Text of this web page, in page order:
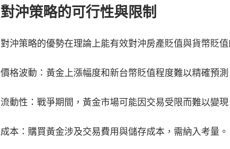
對沖策略的可行性與限制
對沖策略的優勢在理論上能有效對沖房產貶值與貨幣貶
價格波動：黃金上漲幅度和新台幣貶值程度難以精確預
流動性：戰爭期間，黃金市場可能因交易受限而難以變現
成本：購買黃金涉及交易費用與儲存成本，需納入考量。